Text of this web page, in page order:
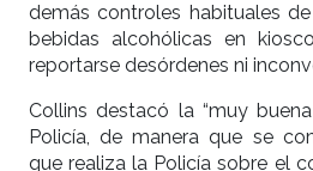
demás controles habituales
bebidas alcohólicas en
reportarse desórdenes ni
Collins destacó la “muy
Policía, de manera que se
que realiza la Policía sobre el